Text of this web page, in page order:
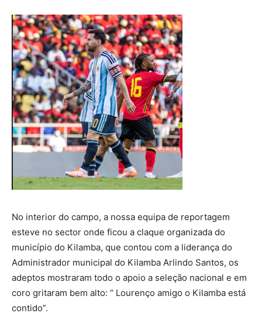
No interior do campo, a nossa equipa de reportagem
esteve no sector onde ficou a claque organizada do
município do Kilamba, que contou com a liderança do
Administrador municipal do Kilamba Arlindo Santos, os
adeptos mostraram todo o apoio a seleção nacional e em
coro gritaram bem alto: “ Lourenço amigo o Kilamba está
contido”.